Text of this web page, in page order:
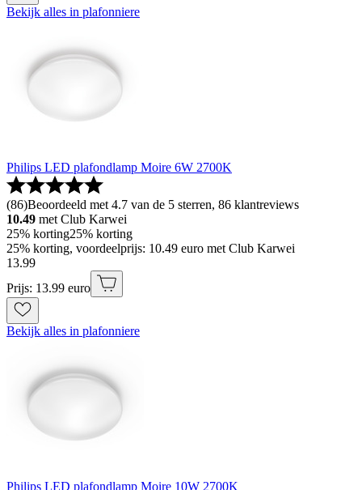
Bekijk alles in plafonniere
Philips LED plafondlamp Moire 6W 2700K
(86)Beoordeeld met 4.7 van de 5 sterren, 86 klantreviews
10.49 met Club Karwei
25% korting25% korting
25% korting, voordeelprijs: 10.49 euro met Club Karwei
13.99
Prijs: 13.99 euro
Bekijk alles in plafonniere
Philips LED plafondlamp Moire 10W 2700K